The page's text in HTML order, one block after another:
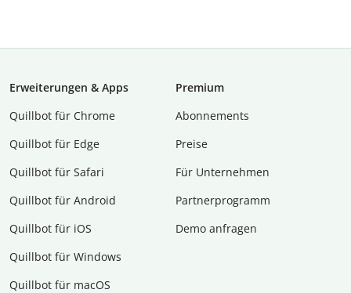
Erweiterungen & Apps
Quillbot für Chrome
Quillbot für Edge
Quillbot für Safari
Quillbot für Android
Quillbot für iOS
Quillbot für Windows
Quillbot für macOS
Premium
Abon­ne­ments
Preise
Für Unternehmen
Partnerprogramm
Demo anfragen